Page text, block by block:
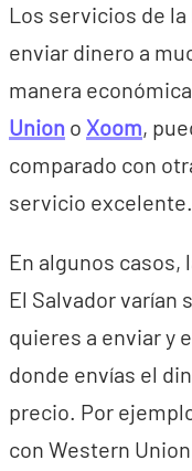
Los servicios de
enviar dinero a
manera
Union o Xoom,
comparado con
servicio excelente.
En algunos casos,
El Salvador varían
quieres a enviar y
donde envías el
precio. Por
con Western